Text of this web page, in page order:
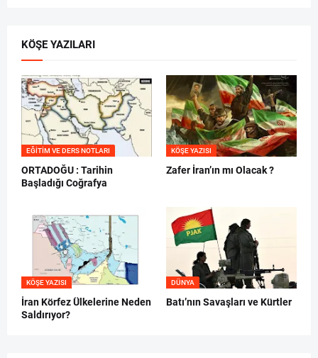
KÖŞE YAZILARI
EĞITIM VE DERS NOTLARI
ORTADOĞU : Tarihin
Başladığı Coğrafya
KÖŞE YAZISI
Zafer İran’ın mı Olacak ?
KÖŞE YAZISI
İran Körfez Ülkelerine Neden
Saldırıyor?
DÜNYA
Batı’nın Savaşları ve Kürtler